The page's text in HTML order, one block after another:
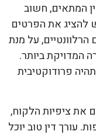
המתאים, חשוב
להציג את הפרטים
על מנת
המדויקת ביותר.
פרודוקטיבית
את ציפיות הלקוח,
עורך דין טוב יוכל